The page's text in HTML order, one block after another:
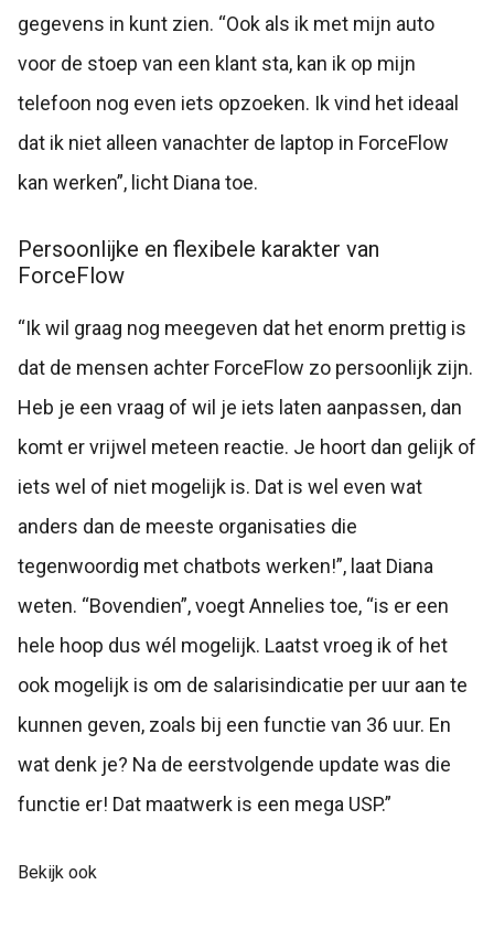
gegevens in kunt zien. “Ook als ik met mijn auto
voor de stoep van een klant sta, kan ik op mijn
telefoon nog even iets opzoeken. Ik vind het ideaal
dat ik niet alleen vanachter de laptop in ForceFlow
kan werken”, licht Diana toe.
Persoonlijke en flexibele karakter van
ForceFlow
“Ik wil graag nog meegeven dat het enorm prettig is
dat de mensen achter ForceFlow zo persoonlijk zijn.
Heb je een vraag of wil je iets laten aanpassen, dan
komt er vrijwel meteen reactie. Je hoort dan gelijk of
iets wel of niet mogelijk is. Dat is wel even wat
anders dan de meeste organisaties die
tegenwoordig met chatbots werken!”, laat Diana
weten. “Bovendien”, voegt Annelies toe, “is er een
hele hoop dus wél mogelijk. Laatst vroeg ik of het
ook mogelijk is om de salarisindicatie per uur aan te
kunnen geven, zoals bij een functie van 36 uur. En
wat denk je? Na de eerstvolgende update was die
functie er! Dat maatwerk is een mega USP.”
Bekijk ook